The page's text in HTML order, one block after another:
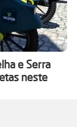
e Serra
neste